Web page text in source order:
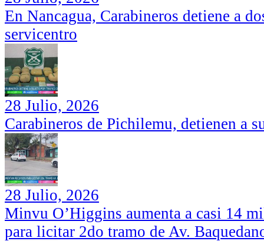
En Nancagua, Carabineros detiene a
servicentro
28 Julio, 2026
Carabineros de Pichilemu, detienen a
28 Julio, 2026
Minvu O’Higgins aumenta a casi 14
para licitar 2do tramo de Av.